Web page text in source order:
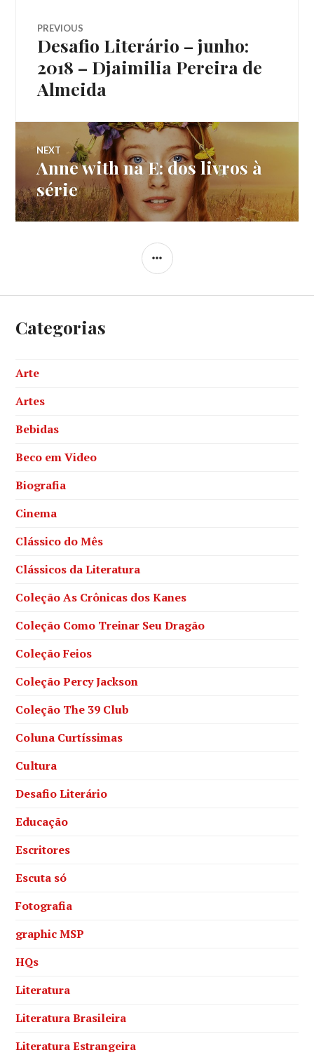
Navegação
de
Post
PREVIOUS
Previous
Desafio Literário – junho:
2018 – Djaimilia Pereira de
Almeida
NEXT
Next
post:
Anne with na E: dos livros à
série
SIDEBAR
Categorias
Arte
Artes
Bebidas
Beco em Video
Biografia
Cinema
Clássico do Mês
Clássicos da Literatura
Coleção As Crônicas dos Kanes
Coleção Como Treinar Seu Dragão
Coleção Feios
Coleção Percy Jackson
Coleção The 39 Club
Coluna Curtíssimas
Cultura
Desafio Literário
Educação
Escritores
Escuta só
Fotografia
graphic MSP
HQs
Literatura
Literatura Brasileira
Literatura Estrangeira